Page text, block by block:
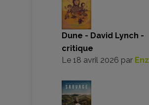
Dune - David Lynch -
critique
Le 18 avril 2026 par